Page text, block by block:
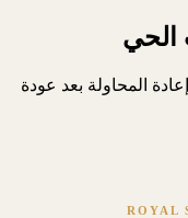
الحي
المحاولة بعد عودة
ROYAL